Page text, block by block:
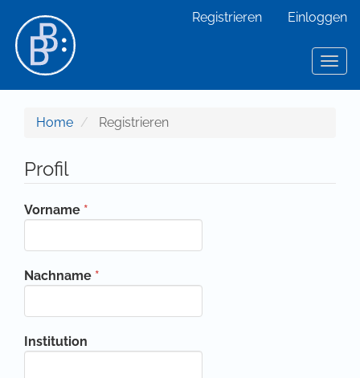
Hauptinhalt
Sidebar
Registrieren Einloggen
Home Registrieren
Profil
Vorname *
Nachname *
Institution